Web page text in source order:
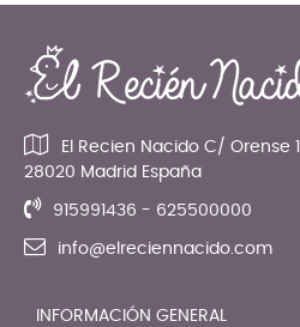
El Recien Nacido C/ Orense
28020 Madrid España
915991436 - 625500000
info@elreciennacido.com
INFORMACIÓN GENERAL